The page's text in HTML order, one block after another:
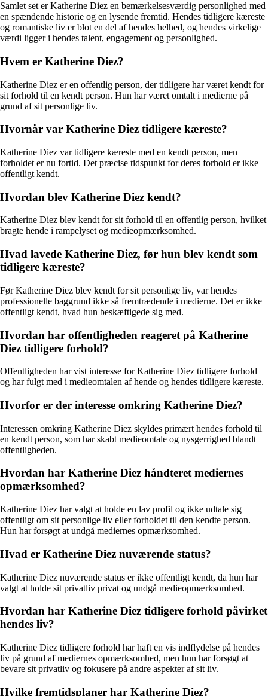
Samlet set er Katherine Diez en bemærkelsesværdig personlighed med
en spændende historie og en lysende fremtid. Hendes tidligere kæreste
og romantiske liv er blot en del af hendes helhed, og hendes virkelige
værdi ligger i hendes talent, engagement og personlighed.
Hvem er Katherine Diez?
Katherine Diez er en offentlig person, der tidligere har været kendt for
sit forhold til en kendt person. Hun har været omtalt i medierne på
grund af sit personlige liv.
Hvornår var Katherine Diez tidligere kæreste?
Katherine Diez var tidligere kæreste med en kendt person, men
forholdet er nu fortid. Det præcise tidspunkt for deres forhold er ikke
offentligt kendt.
Hvordan blev Katherine Diez kendt?
Katherine Diez blev kendt for sit forhold til en offentlig person, hvilket
bragte hende i rampelyset og medieopmærksomhed.
Hvad lavede Katherine Diez, før hun blev kendt som
tidligere kæreste?
Før Katherine Diez blev kendt for sit personlige liv, var hendes
professionelle baggrund ikke så fremtrædende i medierne. Det er ikke
offentligt kendt, hvad hun beskæftigede sig med.
Hvordan har offentligheden reageret på Katherine
Diez tidligere forhold?
Offentligheden har vist interesse for Katherine Diez tidligere forhold
og har fulgt med i medieomtalen af hende og hendes tidligere kæreste.
Hvorfor er der interesse omkring Katherine Diez?
Interessen omkring Katherine Diez skyldes primært hendes forhold til
en kendt person, som har skabt medieomtale og nysgerrighed blandt
offentligheden.
Hvordan har Katherine Diez håndteret mediernes
opmærksomhed?
Katherine Diez har valgt at holde en lav profil og ikke udtale sig
offentligt om sit personlige liv eller forholdet til den kendte person.
Hun har forsøgt at undgå mediernes opmærksomhed.
Hvad er Katherine Diez nuværende status?
Katherine Diez nuværende status er ikke offentligt kendt, da hun har
valgt at holde sit privatliv privat og undgå medieopmærksomhed.
Hvordan har Katherine Diez tidligere forhold påvirket
hendes liv?
Katherine Diez tidligere forhold har haft en vis indflydelse på hendes
liv på grund af mediernes opmærksomhed, men hun har forsøgt at
bevare sit privatliv og fokusere på andre aspekter af sit liv.
Hvilke fremtidsplaner har Katherine Diez?